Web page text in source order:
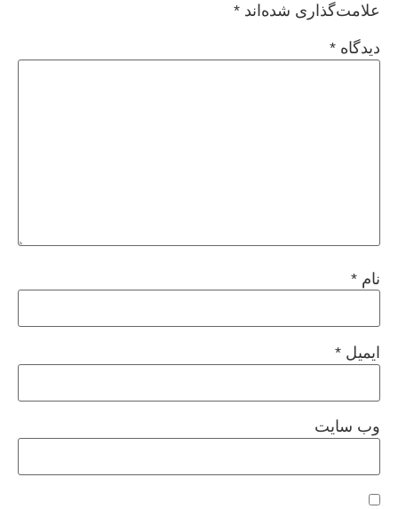
علامت‌گذاری شده‌اند*
دیدگاه*
نام*
ایمیل*
وب‌ سایت